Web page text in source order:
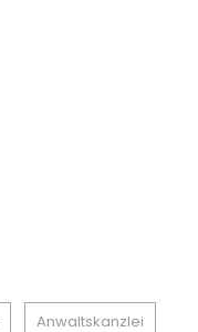
Anwaltskanzlei